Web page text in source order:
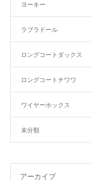
ヨーキー
ラブラドール
ロングコートダックス
ロングコートチワワ
ワイヤーホックス
未分類
アーカイブ